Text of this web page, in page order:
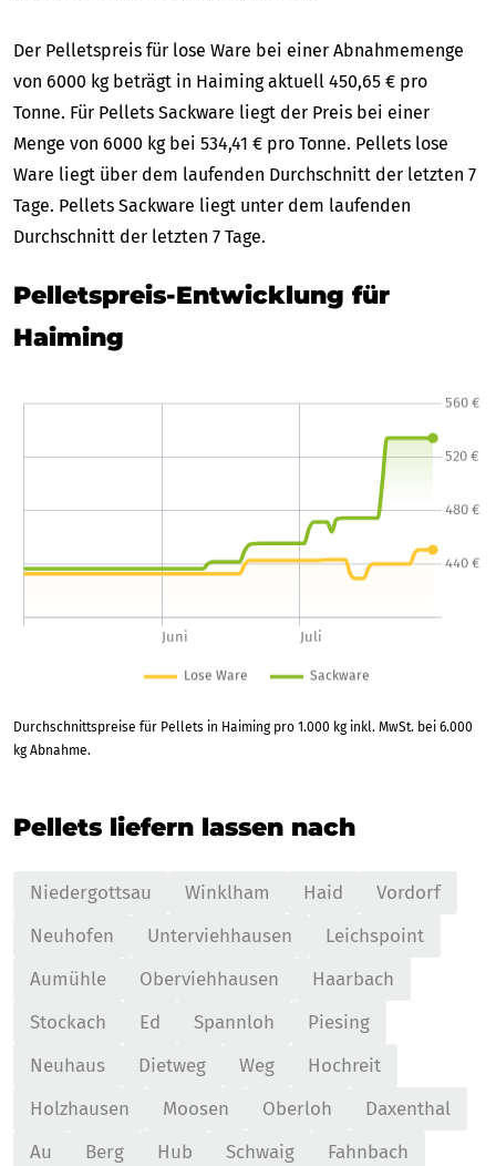
Der Pelletspreis für lose Ware bei einer Abnahmemenge
von 6000 kg beträgt in Haiming aktuell 450,65 € pro
Tonne. Für Pellets Sackware liegt der Preis bei einer
Menge von 6000 kg bei 534,41 € pro Tonne. Pellets lose
Ware liegt über dem laufenden Durchschnitt der letzten 7
Tage. Pellets Sackware liegt unter dem laufenden
Durchschnitt der letzten 7 Tage.
Pelletspreis-Entwicklung für
Haiming
Durchschnittspreise für Pellets in Haiming pro 1.000 kg inkl. MwSt. bei 6.000
kg Abnahme.
Pellets liefern lassen nach
Niedergottsau Winklham Haid
Vordorf
Neuhofen
Unterviehhausen
Leichspoint
Aumühle
Oberviehhausen
Haarbach
Stockach
Ed Spannloh
Piesing
Neuhaus
Dietweg Weg
Hochreit
Holzhausen
Moosen Oberloh
Daxenthal
Au
Berg Hub Schwaig
Fahnbach